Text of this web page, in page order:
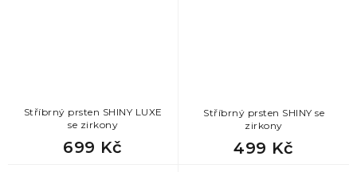
Stříbrný prsten SHINY LUXE
se zirkony
699 Kč
Stříbrný prsten SHINY se
zirkony
499 Kč